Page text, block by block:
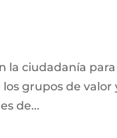
la ciudadanía para
grupos de valor
de...